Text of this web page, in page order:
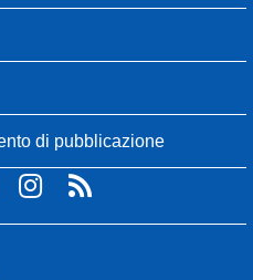
di pubblicazione